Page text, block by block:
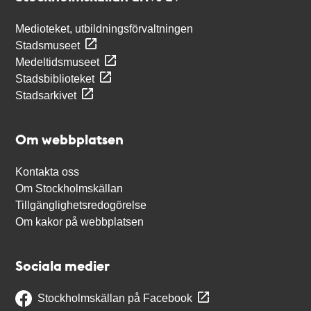
Medioteket, utbildningsförvaltningen
Stadsmuseet
Medeltidsmuseet
Stadsbiblioteket
Stadsarkivet
Om webbplatsen
Kontakta oss
Om Stockholmskällan
Tillgänglighetsredogörelse
Om kakor på webbplatsen
Sociala medier
Stockholmskällan på Facebook